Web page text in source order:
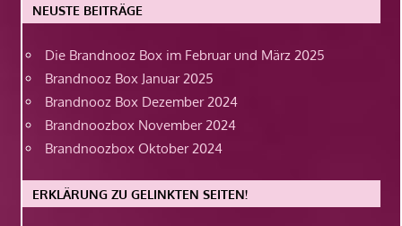
NEUSTE BEITRÄGE
Die Brandnooz Box im Februar und März 2025
Brandnooz Box Januar 2025
Brandnooz Box Dezember 2024
Brandnoozbox November 2024
Brandnoozbox Oktober 2024
ERKLÄRUNG ZU GELINKTEN SEITEN!